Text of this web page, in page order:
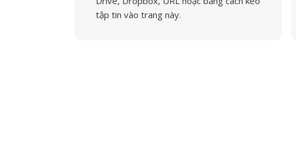
tập tin vào trang này.